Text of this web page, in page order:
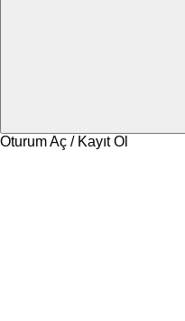
Oturum Aç / Kayıt Ol